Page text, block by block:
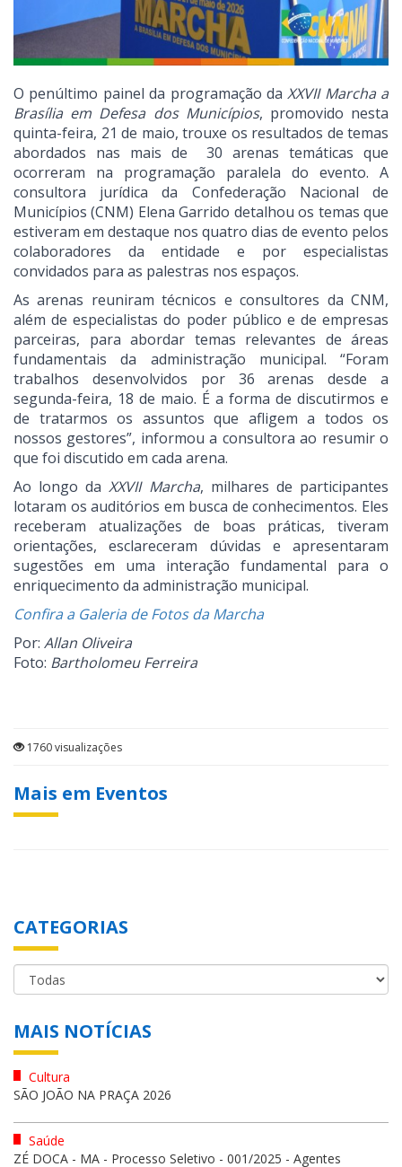
O penúltimo painel da programação daXXVII Marcha a
Brasília em Defesa dos Municípios, promovido nesta
quinta-feira, 21 de maio, trouxe os resultados de temas
abordados nas mais de 30 arenas temáticas que
ocorreram na programação paralela do evento. A
consultora jurídica da Confederação Nacional de
Municípios (CNM) Elena Garrido detalhou os temas que
estiveram em destaque nos quatro dias de evento pelos
colaboradores da entidade e por especialistas
convidados para as palestras nos espaços.
As arenas reuniram técnicos e consultores da CNM,
além de especialistas do poder público e de empresas
parceiras, para abordar temas relevantes de áreas
fundamentais da administração municipal. “Foram
trabalhos desenvolvidos por 36 arenas desde a
segunda-feira, 18 de maio. É a forma de discutirmos e
de tratarmos os assuntos que afligem a todos os
nossos gestores”, informou a consultora ao resumir o
que foi discutido em cada arena.
Ao longo daXXVII Marcha, milhares de participantes
lotaram os auditórios em busca de conhecimentos. Eles
receberam atualizações de boas práticas, tiveram
orientações, esclareceram dúvidas e apresentaram
sugestões em uma interação fundamental para o
enriquecimento da administração municipal.
Confira a Galeria de Fotos da Marcha
Por: Allan Oliveira
Foto: Bartholomeu Ferreira
1760 visualizações
Mais em Eventos
CATEGORIAS
MAIS NOTÍCIAS
Cultura
SÃO JOÃO NA PRAÇA 2026
Saúde
ZÉ DOCA - MA - Processo Seletivo - 001/2025 - Agentes